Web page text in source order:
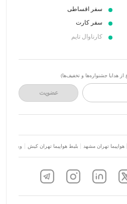
سفر اقساطی
سفر کارت
کارناوال تایم
از هدایا جشنواره‌ها و تخفیف‌ها)
عضویت
هواپیما تهران مشهد بلیط هواپیما تهران کیش ویلا شمال